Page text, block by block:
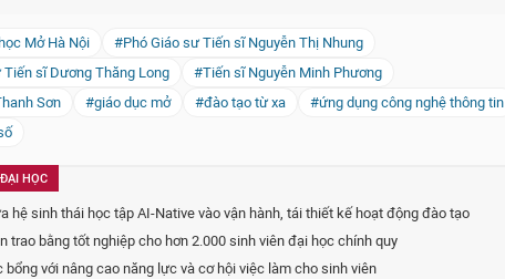
Mở Hà Nội
#Phó Giáo sư Tiến sĩ Nguyễn Thị Nhung
Tiến sĩ Dương Thăng Long
#Tiến sĩ Nguyễn Minh Phương
Sơn
#giáo dục mở #đào tạo từ xa
#ứng dụng công nghệ thông tin
HỌC
hệ sinh thái học tập AI-Native vào vận hành, tái thiết kế hoạt động đào tạo
trao bằng tốt nghiệp cho hơn 2.000 sinh viên đại học chính quy
bổng với nâng cao năng lực và cơ hội việc làm cho sinh viên